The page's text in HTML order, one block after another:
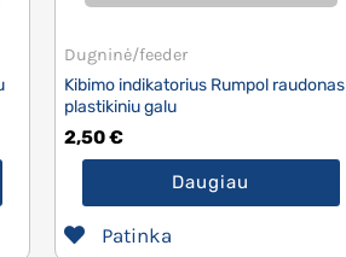
Dugninė/feeder
Kibimo indikatorius Rumpol raudonas
plastikiniu galu
2,50€
Daugiau
Patinka